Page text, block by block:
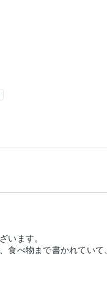
います。
食べ物まで書かれてい
りました。